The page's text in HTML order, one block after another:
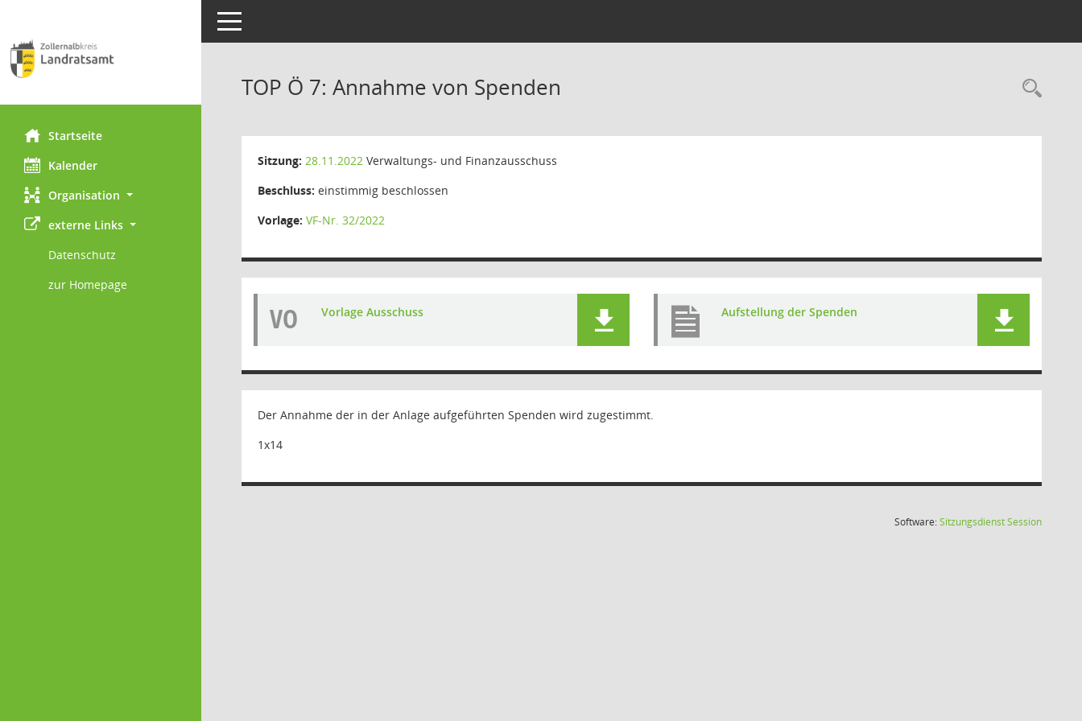
Startseite
Kalender
Organisation
externe Links
Datenschutz
zur Homepage
Toggle navigation
TOP Ö 7: Annahme von Spenden
Sitzung: 28.11.2022 Verwaltungs- und Finanzausschuss
Beschluss: einstimmig beschlossen
Vorlage: VF-Nr. 32/2022
VO Vorlage Ausschuss Aufstellung der Spenden
Der Annahme der in der Anlage aufgeführten Spenden wird zugestimmt.
1x14
Software:SitzungsdienstSession(Wird in